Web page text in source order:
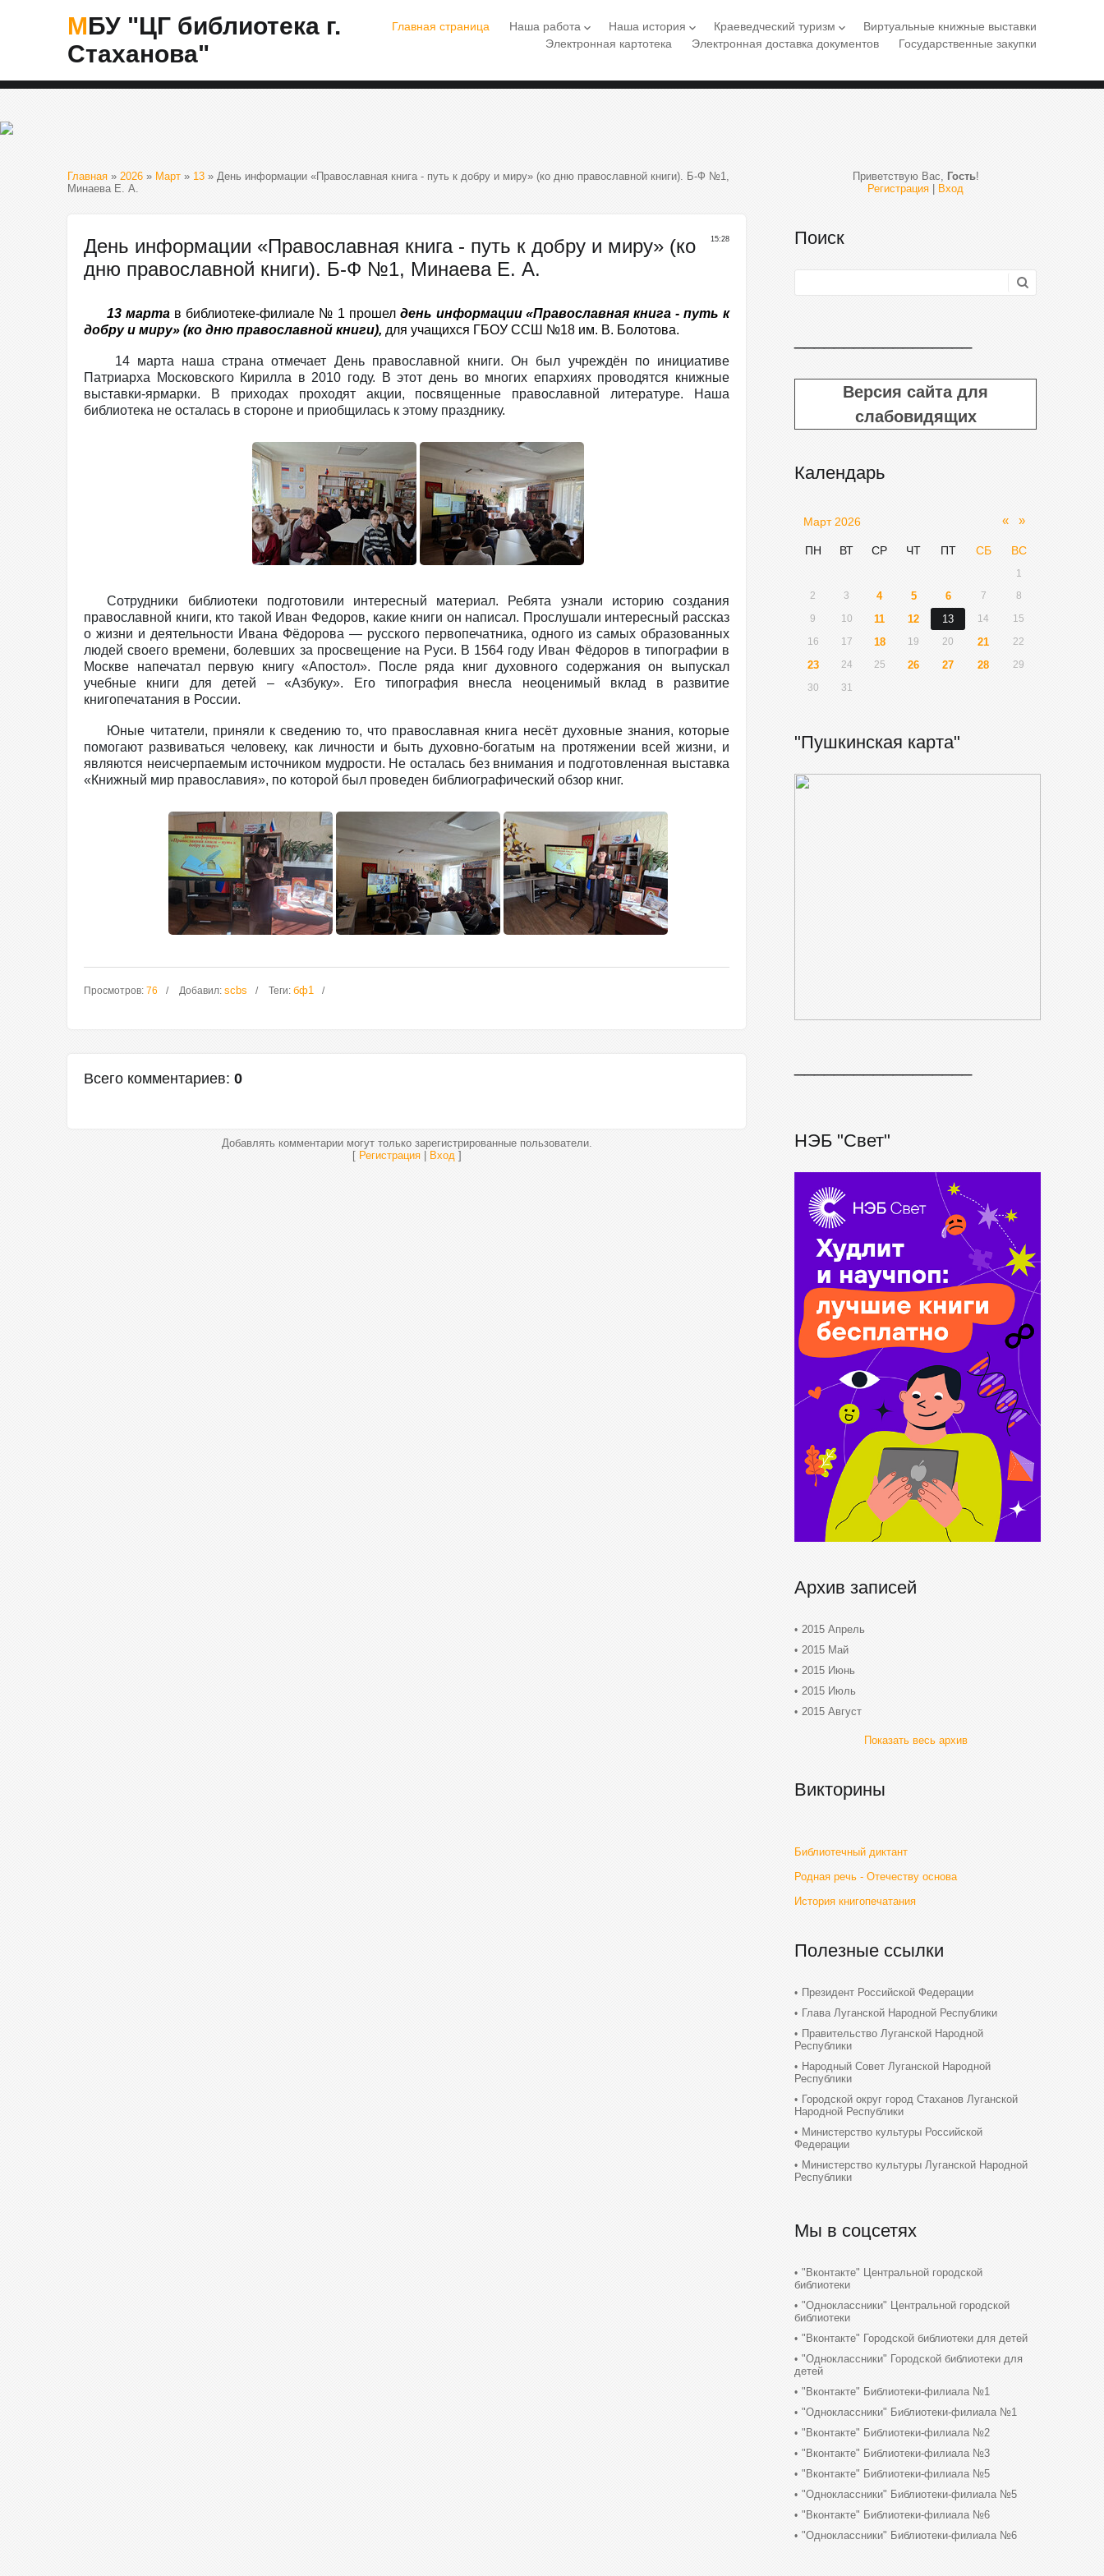
МБУ "ЦГ библиотека г.
Стаханова"
Главная страница Наша работа keyboard_arrow_down Наша история keyboard_arrow_down Краеведческий туризм keyboard_arrow_down
Виртуальные книжные выставки
Электронная картотека
Электронная доставка документов Государственные закупки
Главная » 2026 » Март » 13 » День информации «Православная книга - путь к добру и миру» (ко дню православной книги). Б-Ф №1,
Минаева Е. А.
15:28
День информации «Православная книга - путь к добру и миру» (ко
дню православной книги). Б-Ф №1, Минаева Е. А.
13 марта в библиотеке-филиале № 1 прошел день информации «Православная книга - путь к
добру и миру» (ко дню православной книги), для учащихся ГБОУ ССШ №18 им. В. Болотова.
14 марта наша страна отмечает День православной книги. Он был учреждён по инициативе
Патриарха Московского Кирилла в 2010 году. В этот день во многих епархиях проводятся книжные
выставки-ярмарки. В приходах проходят акции, посвященные православной литературе. Наша
библиотека не осталась в стороне и приобщилась к этому празднику.
Сотрудники библиотеки подготовили интересный материал. Ребята узнали историю создания
православной книги, кто такой Иван Федоров, какие книги он написал. Прослушали интересный рассказ
о жизни и деятельности Ивана Фёдорова — русского первопечатника, одного из самых образованных
людей своего времени, болевших за просвещение на Руси. В 1564 году Иван Фёдоров в типографии в
Москве напечатал первую книгу «Апостол». После ряда книг духовного содержания он выпускал
учебные книги для детей – «Азбуку». Его типография внесла неоценимый вклад в развитие
книгопечатания в России.
Юные читатели, приняли к сведению то, что православная книга несёт духовные знания, которые
помогают развиваться человеку, как личности и быть духовно-богатым на протяжении всей жизни, и
являются неисчерпаемым источником мудрости. Не осталась без внимания и подготовленная выставка
«Книжный мир православия», по которой был проведен библиографический обзор книг.
Просмотров: 76 Добавил: scbs Теги: бф1
Всего комментариев: 0
Добавлять комментарии могут только зарегистрированные пользователи.
[ Регистрация| Вход]
Приветствую Вас, Гость!
Регистрация
Вход
Поиск
Версия сайта для
слабовидящих
Календарь
«
Март 2026 »
ПН ВТ СР ЧТ ПТ СБ ВС
1
2
3 4 5 6 7
8
9
10 11 12 13 14
15
16
17 18 19 20 21 22
23 24 25 26 27 28
29
30
31
"Пушкинская карта"
НЭБ "Свет"
Архив записей
2015 Апрель
2015 Май
2015 Июнь
2015 Июль
2015 Август
Показать весь архив
Викторины
Библиотечный диктант
Родная речь - Отечеству основа
История книгопечатания
Полезные ссылки
Президент Российской Федерации
Глава Луганской Народной Республики
Правительство Луганской Народной
Республики
Народный Совет Луганской Народной
Республики
Городской округ город Стаханов Луганской
Народной Республики
Министерство культуры Российской
Федерации
Министерство культуры Луганской Народной
Республики
Мы в соцсетях
"Вконтакте" Центральной городской
библиотеки
"Одноклассники" Центральной городской
библиотеки
"Вконтакте" Городской библиотеки для детей
"Одноклассники" Городской библиотеки для
детей
"Вконтакте" Библиотеки-филиала №1
"Одноклассники" Библиотеки-филиала №1
"Вконтакте" Библиотеки-филиала №2
"Вконтакте" Библиотеки-филиала №3
"Вконтакте" Библиотеки-филиала №5
"Одноклассники" Библиотеки-филиала №5
"Вконтакте" Библиотеки-филиала №6
"Одноклассники" Библиотеки-филиала №6